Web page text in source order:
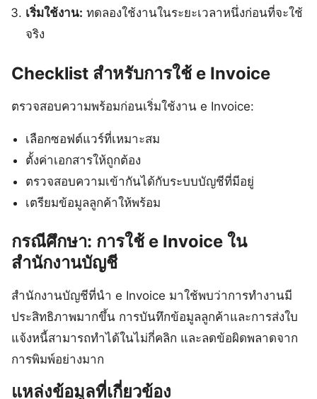
เริ่มใช้งาน: ทดลองใช้งานในระยะเวลาหนึ่งก่อนที่จะใช้
จริง
Checklist สำหรับการใช้ e Invoice
ตรวจสอบความพร้อมก่อนเริ่มใช้งาน e Invoice:
เลือกซอฟต์แวร์ที่เหมาะสม
ตั้งค่าเอกสารให้ถูกต้อง
ตรวจสอบความเข้ากันได้กับระบบบัญชีที่มีอยู่
เตรียมข้อมูลลูกค้าให้พร้อม
กรณีศึกษา: การใช้ e Invoice ใน
สำนักงานบัญชี
สำนักงานบัญชีที่นำ e Invoice มาใช้พบว่าการทำงานมี
ประสิทธิภาพมากขึ้น การบันทึกข้อมูลลูกค้าและการส่งใบ
แจ้งหนี้สามารถทำได้ในไม่กี่คลิก และลดข้อผิดพลาดจาก
การพิมพ์อย่างมาก
แหล่งข้อมูลที่เกี่ยวข้อง